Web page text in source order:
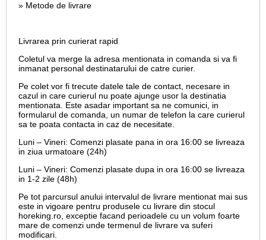
» Metode de livrare
Livrarea prin curierat rapid
Coletul va merge la adresa mentionata in comanda si va fi
inmanat personal destinatarului de catre curier.
Pe colet vor fi trecute datele tale de contact, necesare in
cazul in care curierul nu poate ajunge usor la destinatia
mentionata. Este asadar important sa ne comunici, in
formularul de comanda, un numar de telefon la care curierul
sa te poata contacta in caz de necesitate.
Luni – Vineri: Comenzi plasate pana in ora 16:00 se livreaza
in ziua urmatoare (24h)
Luni – Vineri: Comenzi plasate dupa in ora 16:00 se livreaza
in 1-2 zile (48h)
Pe tot parcursul anului intervalul de livrare mentionat mai sus
este in vigoare pentru produsele cu livrare din stocul
horeking.ro, exceptie facand perioadele cu un volum foarte
mare de comenzi unde termenul de livrare va suferi
modificari.